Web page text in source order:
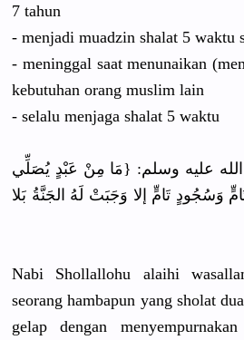
7 tahun
- menjadi muadzin shalat 5 waktu
- meninggal saat menunaikan
kebutuhan orang muslim lain
- selalu menjaga shalat 5 waktu
عليه وسلم: {مَا مِنْ عَبْدٍ يُصَلِّي
وَسُجُودٍ تَامٍّ إلا وَجَبَتْ لَهُ الجَنَّةُ بَلا
Nabi Shollallohu alaihi
seorang hambapun yang sholat
gelap dengan